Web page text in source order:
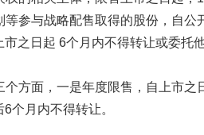
参与战略配售取得的股份，自
之日起 6个月内不得转让或委托
方面，一是年度限售，自上市
个月内不得转让。